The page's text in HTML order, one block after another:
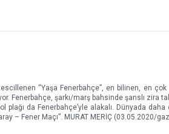
“Yaşa Fenerbahçe”, en bilinen, en
Fenerbahçe, şarkı/marş bahsinde şanslı zira
plağı da Fenerbahçe’yle alakalı. Dünyada
– Fener Maçı”. MURAT MERİÇ (03.05.2020/